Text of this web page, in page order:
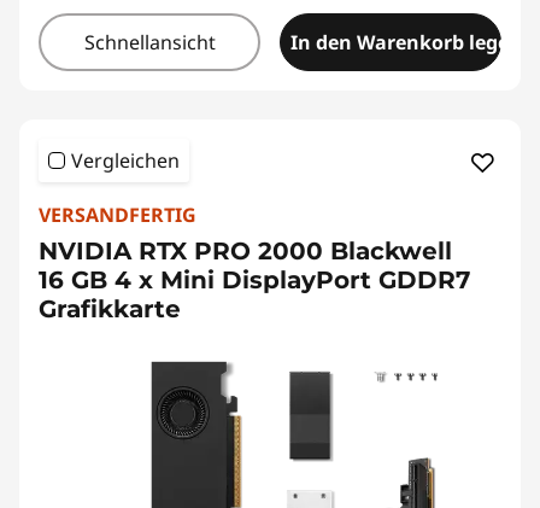
Schnellansicht In den Warenkorb legen
Vergleichen
VERSANDFERTIG
NVIDIA RTX PRO 2000 Blackwell
16 GB 4 x Mini DisplayPort GDDR7
Grafikkarte